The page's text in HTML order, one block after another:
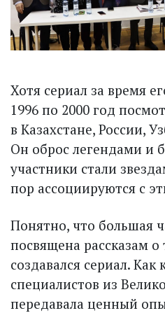
Хотя сериал за время
1996 по 2000 год
в Казахстане, России,
Он оброс легендами и
участники стали
пор ассоциируются с
Понятно, что большая
посвящена рассказам о
создавался сериал. Как
специалистов из
передавала ценный